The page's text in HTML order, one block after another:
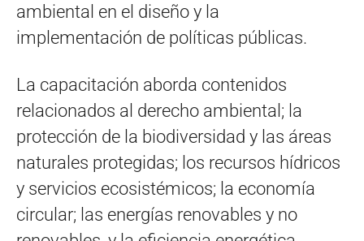
ambiental en el diseño y la
implementación de políticas públicas.
La capacitación aborda contenidos
relacionados al derecho ambiental; la
protección de la biodiversidad y las áreas
naturales protegidas; los recursos hídricos
y servicios ecosistémicos; la economía
circular; las energías renovables y no